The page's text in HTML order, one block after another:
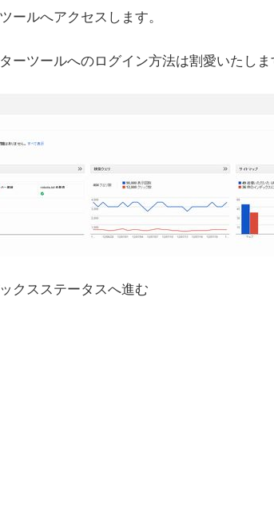
ルへアクセスします。
ーツールへのログイン方法は割愛いたしま
スステータスへ進む